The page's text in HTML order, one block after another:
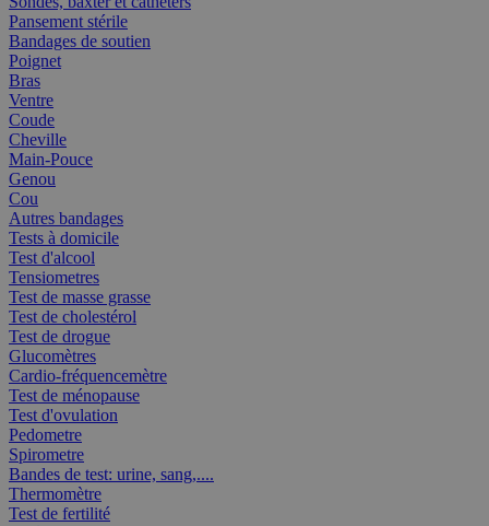
Pansement stérile
Bandages de soutien
Poignet
Bras
Ventre
Coude
Cheville
Main-Pouce
Genou
Cou
Autres bandages
Tests à domicile
Test d'alcool
Tensiometres
Test de masse grasse
Test de cholestérol
Test de drogue
Glucomètres
Cardio-fréquencemètre
Test de ménopause
Test d'ovulation
Pedometre
Spirometre
Bandes de test: urine, sang,....
Thermomètre
Test de fertilité